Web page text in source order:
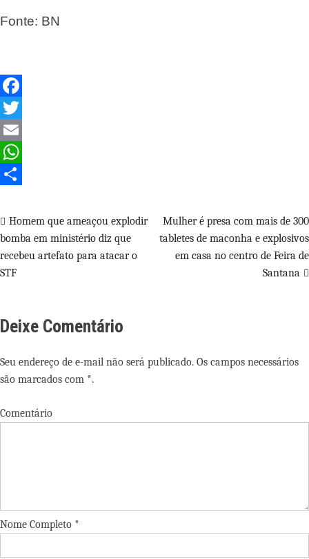
Fonte: BN
Facebook
Twitter
Email
WhatsApp
Navegação
de
Post
Homem que ameaçou explodir
bomba em ministério diz que
recebeu artefato para atacar o
STF
Mulher é presa com mais de 300
tabletes de maconha e explosivos
em casa no centro de Feira de
Santana
Deixe Comentário
Seu endereço de e-mail não será publicado. Os campos necessários
são marcados com *.
Comentário
Nome Completo *